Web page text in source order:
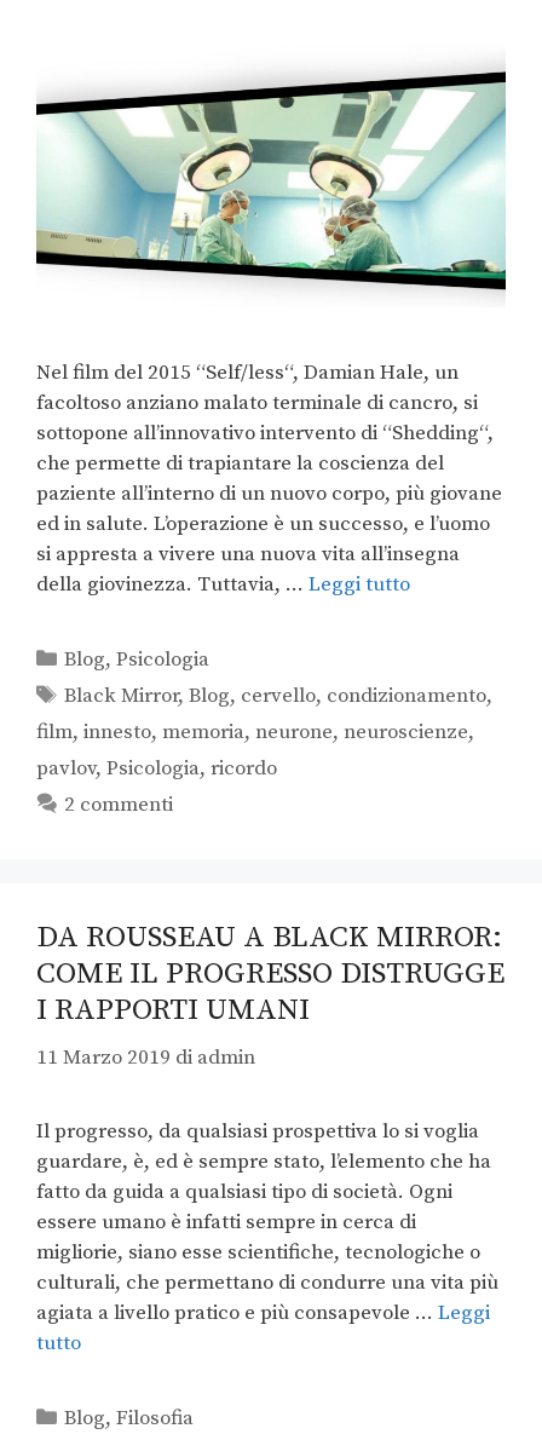
Nel film del 2015 “Self/less“, Damian Hale, un
facoltoso anziano malato terminale di cancro, si
sottopone all’innovativo intervento di “Shedding“,
che permette di trapiantare la coscienza del
paziente all’interno di un nuovo corpo, più giovane
ed in salute. L’operazione è un successo, e l’uomo
si appresta a vivere una nuova vita all’insegna
della giovinezza. Tuttavia, … Leggi tutto
Blog,Psicologia
Black Mirror,Blog, cervello, condizionamento,
film, innesto, memoria, neurone, neuroscienze,
pavlov, Psicologia, ricordo
2 commenti
DA ROUSSEAU A BLACK MIRROR:
COME IL PROGRESSO DISTRUGGE
I RAPPORTI UMANI
11 Marzo 2019 di admin
Il progresso, da qualsiasi prospettiva lo si voglia
guardare, è, ed è sempre stato, l’elemento che ha
fatto da guida a qualsiasi tipo di società. Ogni
essere umano è infatti sempre in cerca di
migliorie, siano esse scientifiche, tecnologiche o
culturali, che permettano di condurre una vita più
agiata a livello pratico e più consapevole … Leggi
tutto
Blog,Filosofia